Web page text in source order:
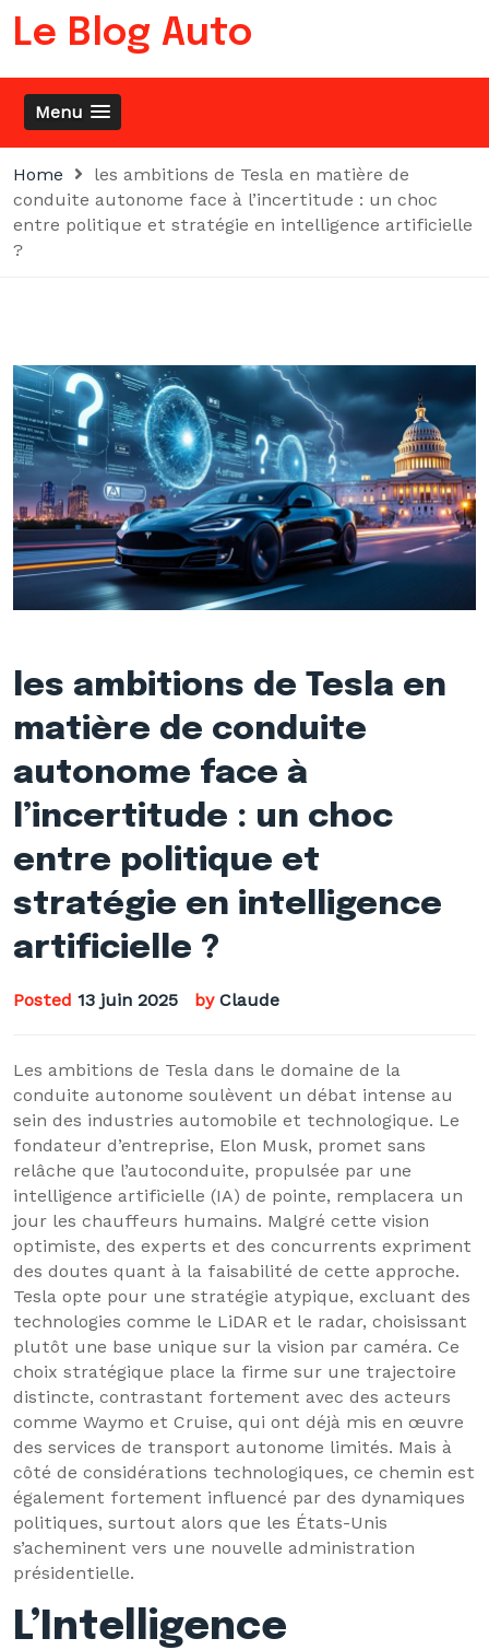
Skip
Le Blog Auto
Menu
Home
les ambitions de Tesla en matière de
conduite autonome face à l’incertitude : un choc
entre politique et stratégie en intelligence artificielle
?
les ambitions de Tesla en
matière de conduite
autonome face à
l’incertitude : un choc
entre politique et
stratégie en intelligence
artificielle ?
Posted 13 juin 2025 by Claude
Les ambitions de Tesla dans le domaine de la
conduite autonome soulèvent un débat intense au
sein des industries automobile et technologique. Le
fondateur d’entreprise, Elon Musk, promet sans
relâche que l’autoconduite, propulsée par une
intelligence artificielle (IA) de pointe, remplacera un
jour les chauffeurs humains. Malgré cette vision
optimiste, des experts et des concurrents expriment
des doutes quant à la faisabilité de cette approche.
Tesla opte pour une stratégie atypique, excluant des
technologies comme le LiDAR et le radar, choisissant
plutôt une base unique sur la vision par caméra. Ce
choix stratégique place la firme sur une trajectoire
distincte, contrastant fortement avec des acteurs
comme Waymo et Cruise, qui ont déjà mis en œuvre
des services de transport autonome limités. Mais à
côté de considérations technologiques, ce chemin est
également fortement influencé par des dynamiques
politiques, surtout alors que les États-Unis
s’acheminent vers une nouvelle administration
présidentielle.
L’Intelligence